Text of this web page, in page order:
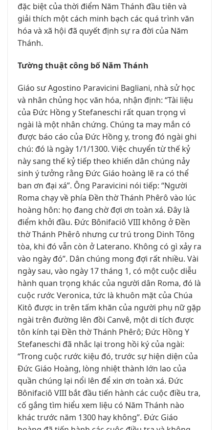
đặc biệt của thời điểm Năm Thánh đầu tiên và
giải thích một cách minh bạch các quá trình văn
hóa và xã hội đã quyết định sự ra đời của Năm
Thánh.
Tường thuật công bố Năm Thánh
Giáo sư Agostino Paravicini Bagliani, nhà sử học
và nhân chủng học văn hóa, nhận định: “Tài liệu
của Đức Hồng y Stefaneschi rất quan trọng vì
ngài là một nhân chứng. Chúng ta may mắn có
được báo cáo của Đức Hồng y, trong đó ngài ghi
chú: đó là ngày 1/1/1300. Việc chuyển từ thế kỷ
này sang thế kỷ tiếp theo khiến dân chúng nảy
sinh ý tưởng rằng Đức Giáo hoàng lẽ ra có thể
ban ơn đại xá”. Ông Paravicini nói tiếp: “Người
Roma chạy về phía Đền thờ Thánh Phêrô vào lúc
hoàng hôn: họ đang chờ đợi ơn toàn xá. Đây là
điểm khởi đầu. Đức Bônifaciô VIII không ở Đền
thờ Thánh Phêrô nhưng cư trú trong Dinh Tông
tòa, khi đó vẫn còn ở Laterano. Không có gì xảy ra
vào ngày đó”. Dân chúng mong đợi rất nhiều. Vài
ngày sau, vào ngày 17 tháng 1, có một cuộc diễu
hành quan trọng khác của người dân Roma, đó là
cuộc rước Veronica, tức là khuôn mặt của Chúa
Kitô được in trên tấm khăn của người phụ nữ gặp
ngài trên đường lên đồi Canvê, một di tích được
tôn kính tại Đền thờ Thánh Phêrô; Đức Hồng Y
Stefaneschi đã nhắc lại trong hồi ký của ngài:
“Trong cuộc rước kiệu đó, trước sự hiện diện của
Đức Giáo Hoàng, lòng nhiệt thành lớn lao của
quần chúng lại nổi lên để xin ơn toàn xá. Đức
Bônifaciô VIII bắt đầu tiến hành các cuộc điều tra,
cố gắng tìm hiểu xem liệu có Năm Thánh nào
khác trước năm 1300 hay không”. Đức Giáo